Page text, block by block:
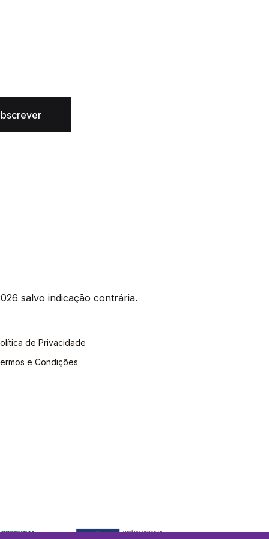
salvo indicação contrária.
de Privacidade
e Condições